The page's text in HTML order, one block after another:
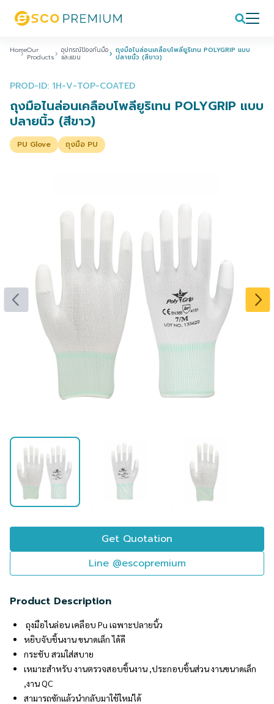
HomeOur
Products
อุปกรณ์ป้องกันมือ
และแขน
ถุงมือไนล่อนเคลือบโพลียูริเทน POLYGRIP แบบ
ปลายนิ้ว (สีขาว)
PROD-ID: 1H-V-TOP-COATED
ถุงมือไนล่อนเคลือบโพลียูริเทน POLYGRIP แบบ
ปลายนิ้ว (สีขาว)
PU Glove ถุงมือ PU
Get Quotation
Line @escopremium
Product Description
ถุงมือไนล่อน เคลือบ Pu เฉพาะปลายนิ้ว
หยิบจับชิ้นงาน ขนาดเล็ก ได้ดี
กระชับ สวมใส่สบาย
เหมาะสำหรับ งานตรวจสอบชิ้นงาน ,ประกอบชิ้นส่วน งานขนาดเล็ก
,งาน QC
สามารถซักแล้วนำกลับมาใช้ใหม่ได้